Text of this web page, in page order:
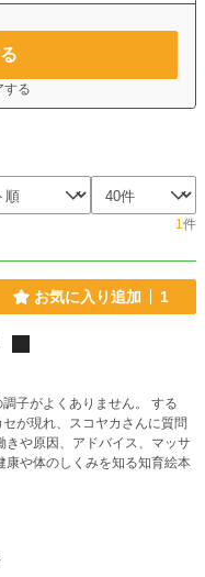
する
1件
お気に入り追加 1
子がよくありません。 する
が現れ、スコヤカさんに質問
きや原因、アドバイス、マッサ